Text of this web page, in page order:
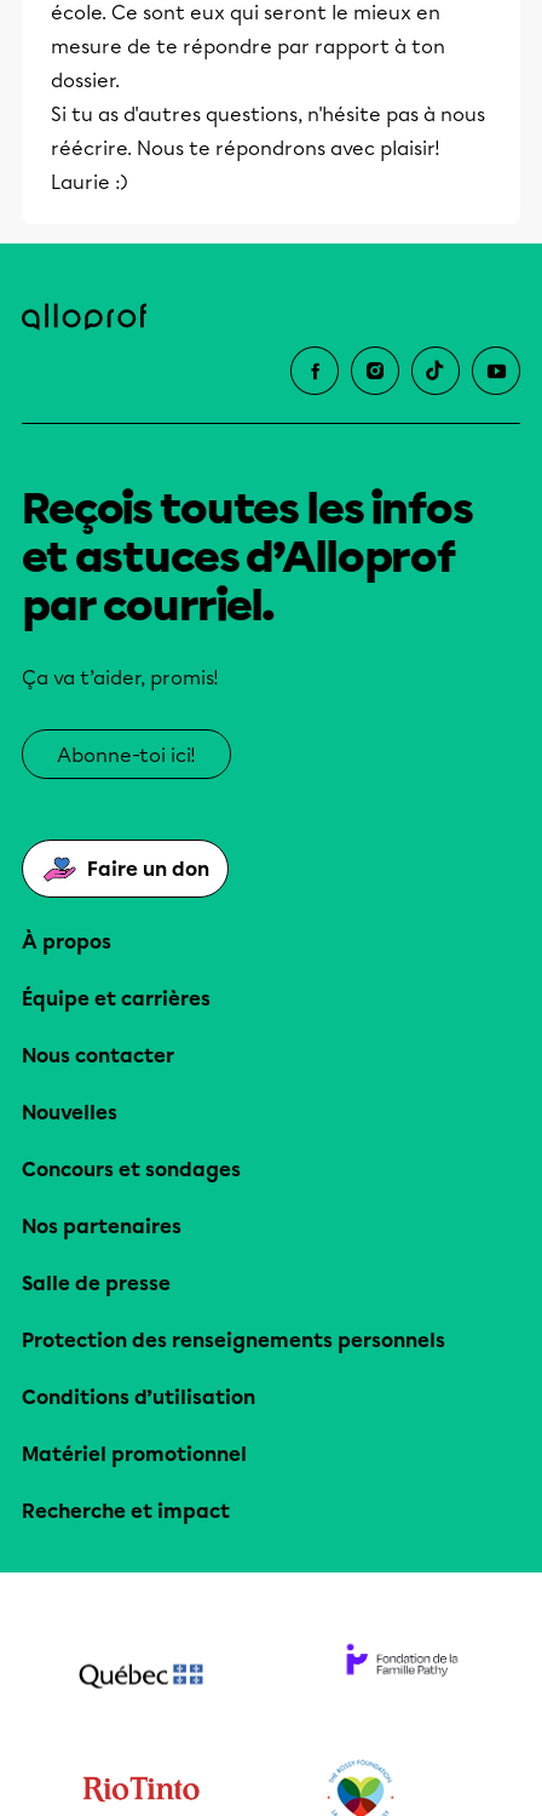
école. Ce sont eux qui seront le mieux en
mesure de te répondre par rapport à ton
dossier.
Si tu as d'autres questions, n'hésite pas à nous
réécrire. Nous te répondrons avec plaisir!
Laurie :)
Reçois toutes les infos
et astuces d’Alloprof
par courriel.
Ça va t’aider, promis!
Abonne-toi ici!
Faire un don
À propos
Équipe et carrières
Nous contacter
Nouvelles
Concours et sondages
Nos partenaires
Salle de presse
Protection des renseignements personnels
Conditions d’utilisation
Matériel promotionnel
Recherche et impact